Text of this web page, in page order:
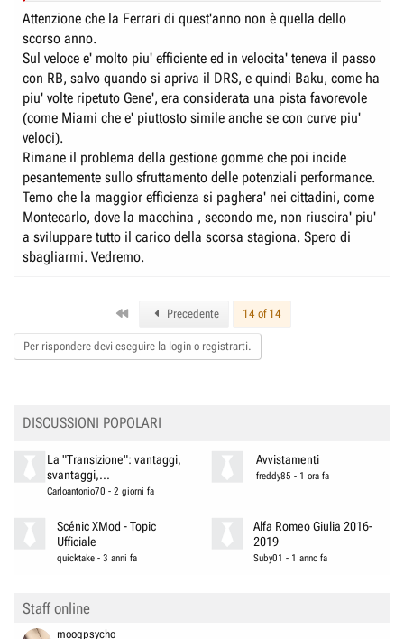
Quanto a Bobbi, sto vedendo “Race Anatomy”, e anche lui ha ribadito che
le Ferrari con poca benzina vanno molto meglio, ha parlato addirittura di
Ferrari “a due facce” e non l’ho sentito parlare di “gestione” da parte
delle due Red Bull in testa (Salvo che mi sia perso una frase).
Poi l’ing. Mazzola ha detto ciò che ho già citato.
Attenzione che la Ferrari di quest'anno non è quella dello
scorso anno.
Sul veloce e' molto piu' efficiente ed in velocita' teneva il passo
con RB, salvo quando si apriva il DRS, e quindi Baku, come ha
piu' volte ripetuto Gene', era considerata una pista favorevole
(come Miami che e' piuttosto simile anche se con curve piu'
veloci).
Rimane il problema della gestione gomme che poi incide
pesantemente sullo sfruttamento delle potenziali performance.
Temo che la maggior efficienza si paghera' nei cittadini, come
Montecarlo, dove la macchina , secondo me, non riuscira' piu'
a sviluppare tutto il carico della scorsa stagiona. Spero di
sbagliarmi. Vedremo.
Precedente 14 of 14
Per rispondere devi eseguire la login o registrarti.
DISCUSSIONI POPOLARI
La "Transizione": vantaggi,
svantaggi,...
Carloantonio70 - 2 giorni fa
Avvistamenti
freddy85 - 1 ora fa
Scénic XMod - Topic
Ufficiale
quicktake -3 anni fa
Alfa Romeo Giulia 2016-
2019
Suby01 - 1 anno fa
Staff online
moogpsycho